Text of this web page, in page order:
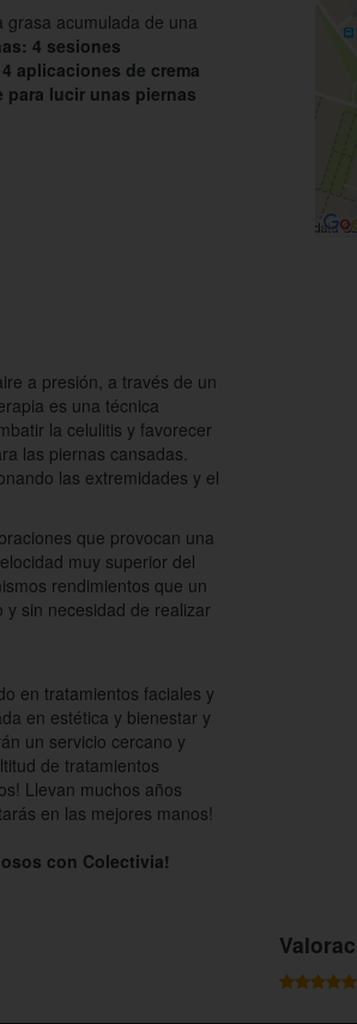
grasa acumulada de una
4 sesiones
aplicaciones de crema
para lucir unas piernas
a presión, a través de un
es una técnica
la celulitis y favorecer
las piernas cansadas.
las extremidades y el
que provocan una
muy superior del
rendimientos que un
sin necesidad de realizar
en tratamientos faciales y
en estética y bienestar y
un servicio cercano y
de tratamientos
Llevan muchos años
en las mejores manos!
con Colectivia!